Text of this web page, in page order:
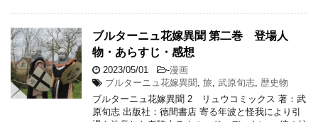
ブルターニュ花嫁異聞 第二巻 登場人
物・あらすじ・感想
2023/05/01 -漫画
ブルターニュ花嫁異聞 旅 武原旬志 歴史物
ブルターニュ花嫁異聞 2 リュウコミックス 著：武
原旬志 出版社：徳間書店 寄る年波と怪我により引